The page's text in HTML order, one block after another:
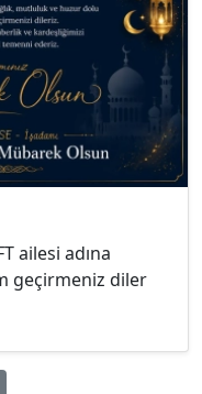
ailesi adına
geçirmeniz diler